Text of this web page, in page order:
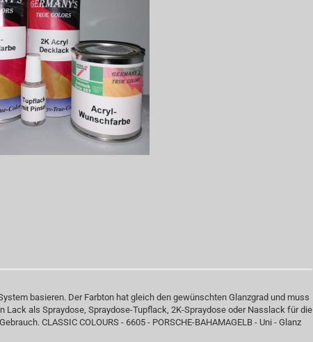
basieren. Der Farbton hat gleich den gewünschten Glanzgrad und muss
Lack als Spraydose, Spraydose-Tupflack, 2K-Spraydose oder Nasslack für die
CLASSIC COLOURS - 6605 - PORSCHE-BAHAMAGELB - Uni - Glanz